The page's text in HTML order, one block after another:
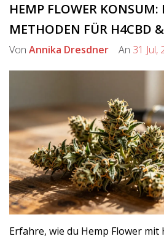
HEMP FLOWER KONSUM:
METHODEN FÜR H4CBD
Von Annika Dresdner An 31 Jul,
Erfahre, wie du Hemp Flower mit